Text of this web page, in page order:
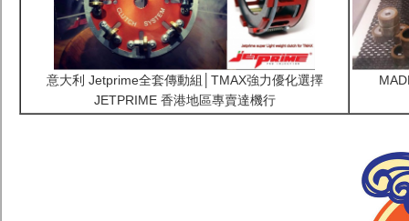
意大利 Jetprime全套傳動組│TMAX強力優化選擇
JETPRIME 香港地區專賣達機行